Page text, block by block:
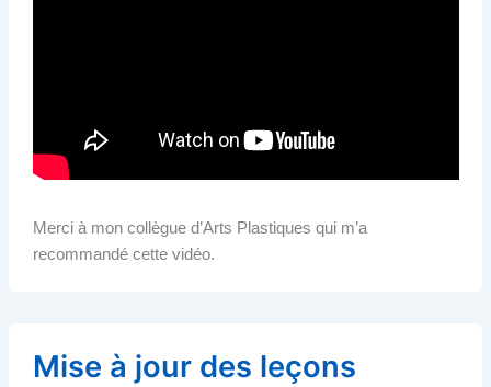
Merci à mon collègue d’Arts Plastiques qui m’a
recommandé cette vidéo.
Mise à jour des leçons